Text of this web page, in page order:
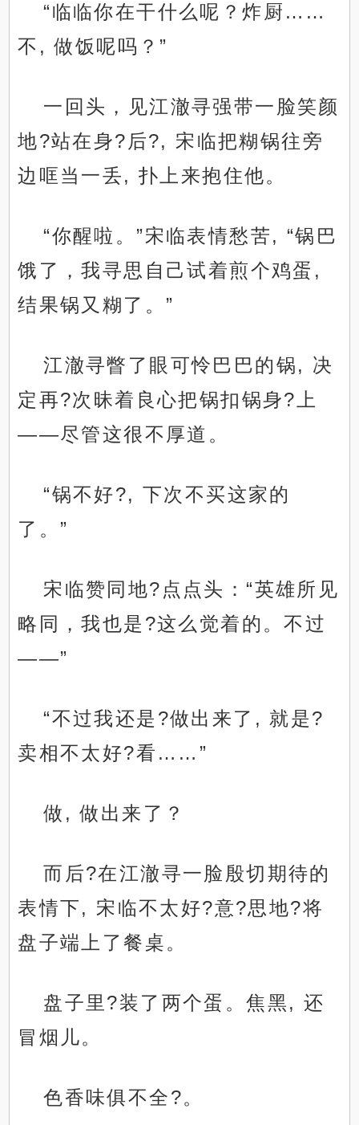
“临临你在干什么呢？炸厨……
不, 做饭呢吗？”
一回头，见江澈寻强带一脸笑颜
地?站在身?后?, 宋临把糊锅往旁
边哐当一丢, 扑上来抱住他。
“你醒啦。”宋临表情愁苦, “锅巴
饿了，我寻思自己试着煎个鸡蛋,
结果锅又糊了。”
江澈寻瞥了眼可怜巴巴的锅, 决
定再?次昧着良心把锅扣锅身?上
——尽管这很不厚道。
“锅不好?, 下次不买这家的
了。”
宋临赞同地?点点头：“英雄所见
略同，我也是?这么觉着的。不过
——”
“不过我还是?做出来了, 就是?
卖相不太好?看……”
做, 做出来了？
而后?在江澈寻一脸殷切期待的
表情下, 宋临不太好?意?思地?将
盘子端上了餐桌。
盘子里?装了两个蛋。焦黑, 还
冒烟儿。
色香味俱不全?。